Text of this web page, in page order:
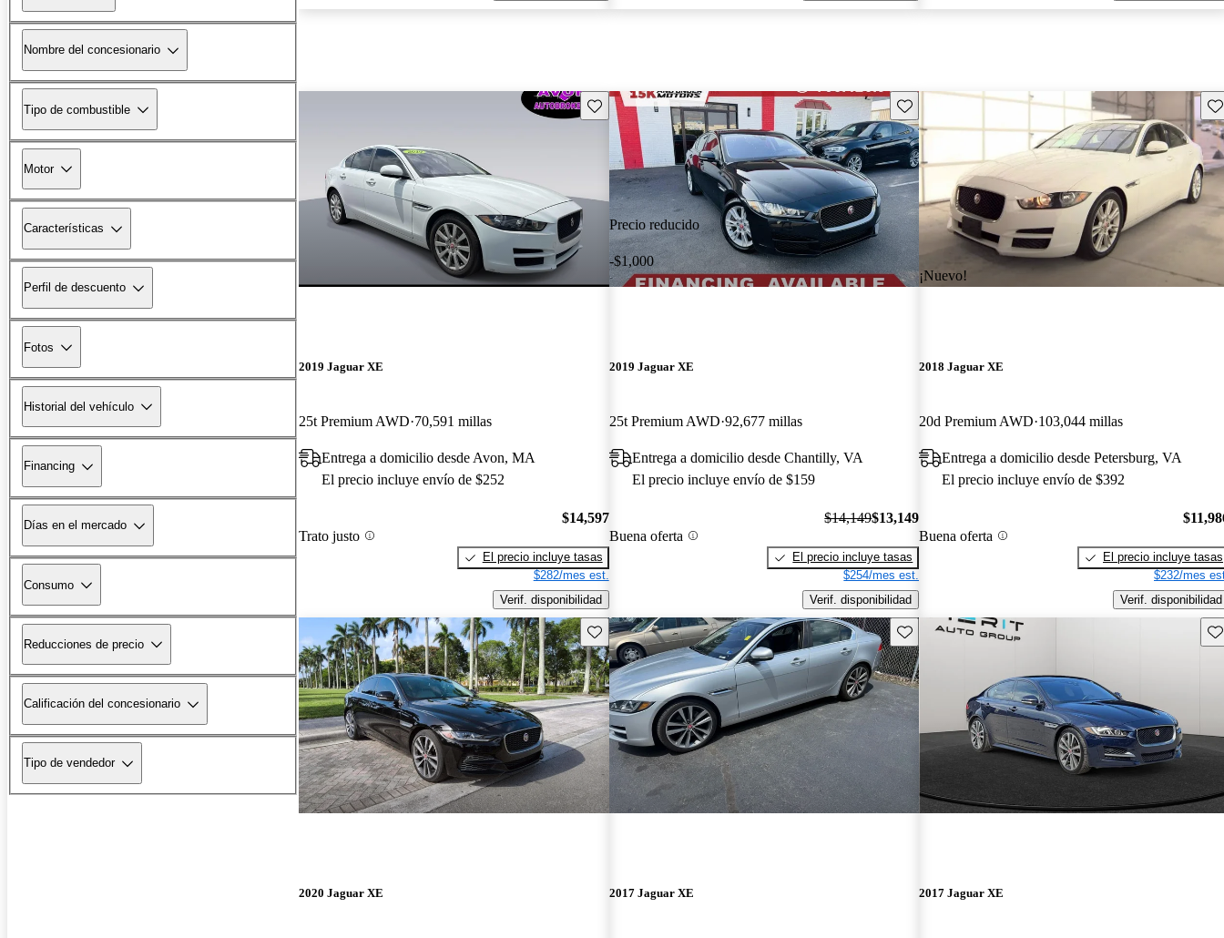
Nombre del concesionario
Tipo de combustible
Motor
Características
Perfil de descuento
Fotos
Historial del vehículo
Financing
Días en el mercado
Consumo
Reducciones de precio
Calificación del concesionario
Tipo de vendedor
Guarda este Aviso
2019 Jaguar XE
25t Premium AWD 70,591 millas
Entrega a domicilio desde Avon, MA
El precio incluye envío de $252
Trato justo
$14,597
El precio incluye tasas
$282/mes est.
Verif. disponibilidad
Precio reducido
-$1,000
Guarda este Aviso
2019 Jaguar XE
25t Premium AWD 92,677 millas
Entrega a domicilio desde Chantilly, VA
El precio incluye envío de $159
Buena oferta
$14,149$13,149
El precio incluye tasas
$254/mes est.
Verif. disponibilidad
¡Nuevo!
2018 Jaguar XE
20d Premium AWD 103,044 millas
Entrega a domicilio desde Petersburg, VA
El precio incluye envío de $392
Buena oferta
El precio incluye tasas
$232/mes
Verif. disponibilidad
Guarda este Aviso
2020 Jaguar XE
Guarda este Aviso
2017 Jaguar XE 2017 Jaguar XE